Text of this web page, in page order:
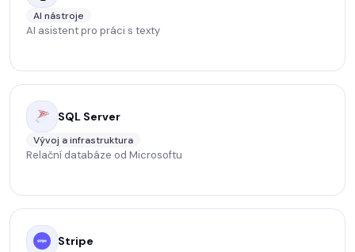
AI nástroje
AI asistent pro práci s texty
SQL Server
Vývoj a infrastruktura
Relační databáze od Microsoftu
Stripe